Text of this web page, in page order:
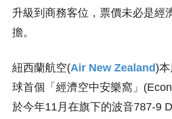
升級到商務客位，票價未必是經
擔。
紐西蘭航空(Air New Zealand)
球首個「經濟空中安樂窩」
於今年11月在旗下的波音787-9